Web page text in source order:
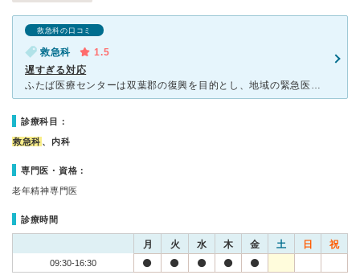
救急科の口コミ
救急科
1.5
遅すぎる対応
ふたば医療センターは双葉郡の復興を目的とし、地域の緊急医療の最前線の医療機関です。 しかしながら、電話をすればガードマンか事務が応答し、症状まで伝えてます。その後、看護師に電話が変わるのですが、待た
診療科目：
救急科 、内科
専門医・資格：
老年精神専門医
診療時間
月 火 水 木 金 土 日 祝
09:30-16:30